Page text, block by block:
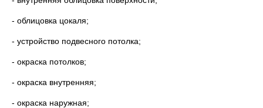
- облицовка цокаля;
- устройство подвесного потолка;
- окраска потолков;
- окраска внутренняя;
- окраска наружная;